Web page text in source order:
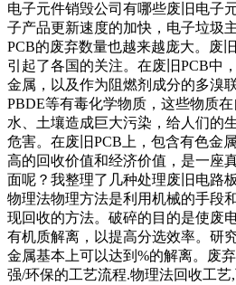
电子元件销毁公司有哪些废旧电子
子产品更新速度的加快，电子垃圾
PCB的废弃数量也越来越庞大。废
引起了各国的关注。在废旧PCB中
金属，以及作为阻燃剂成分的多溴
PBDE等有毒化学物质，这些物质
水、土壤造成巨大污染，给人们的
危害。在废旧PCB上，包含有色金
高的回收价值和经济价值，是一座
面呢？我整理了几种处理废旧电路
物理法物理方法是利用机械的手段
现回收的方法。破碎的目的是使废
有机质解离，以提高分选效率。研
金属基本上可以达到%的解离。废
强/环保的工艺流程.物理法回收工